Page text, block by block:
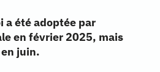
a été adoptée par
en février 2025, mais
juin.